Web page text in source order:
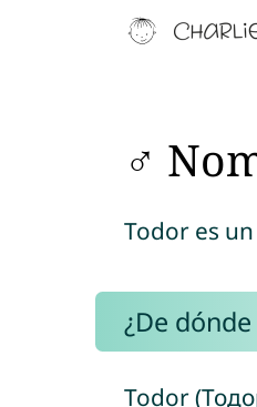
♂
Todor es
¿De
Todor